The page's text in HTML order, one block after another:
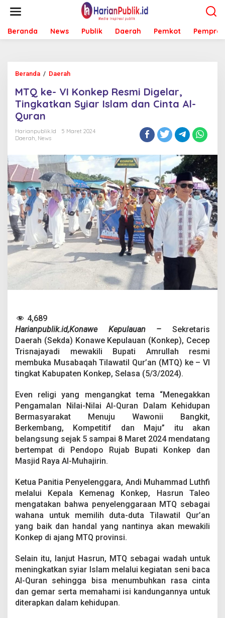
t
Beranda News Publik Daerah Pemkot Pemprov
Beranda / Daerah
Q
e
o
n
k
e
p
R
e
s
m
i
i
g
a
i
n
g
k
a
t
n
S
y
a
r
I
s
a
m
a
C
i
n
a
A
l
-
u
MTQ ke- VI Konkep Resmi Digelar,
Tingkatkan Syiar Islam dan Cinta Al-
Quran
Harianpublik.id
5 Maret 2024
Daerah, News
4,689
Harianpublik.id,Konawe Kepulauan – Sekretaris
Daerah (Sekda) Konawe Kepulauan (Konkep), Cecep
Trisnajayadi mewakili Bupati Amrullah resmi
membuka Musabaqah Tilawatil Qur’an (MTQ) ke – VI
tingkat Kabupaten Konkep, Selasa (5/3/2024).
Even religi yang mengangkat tema “Menegakkan
Pengamalan Nilai-Nilai Al-Quran Dalam Kehidupan
Bermasyarakat Menuju Wawonii Bangkit,
Berkembang, Kompetitif dan Maju” itu akan
belangsung sejak 5 sampai 8 Maret 2024 mendatang
bertempat di Pendopo Rujab Bupati Konkep dan
Masjid Raya Al-Muhajirin.
Ketua Panitia Penyelenggara, Andi Muhammad Luthfi
melalui Kepala Kemenag Konkep, Hasrun Taleo
mengatakan bahwa penyelenggaraan MTQ sebagai
wahana untuk memilih duta-duta Tilawatil Qur’an
yang baik dan handal yang nantinya akan mewakili
Konkep di ajang MTQ provinsi.
Selain itu, lanjut Hasrun, MTQ sebagai wadah untuk
meningkatkan syiar Islam melalui kegiatan seni baca
Al-Quran sehingga bisa menumbuhkan rasa cinta
dan gemar serta memahami isi kandungannya untuk
diterapkan dalam kehidupan.